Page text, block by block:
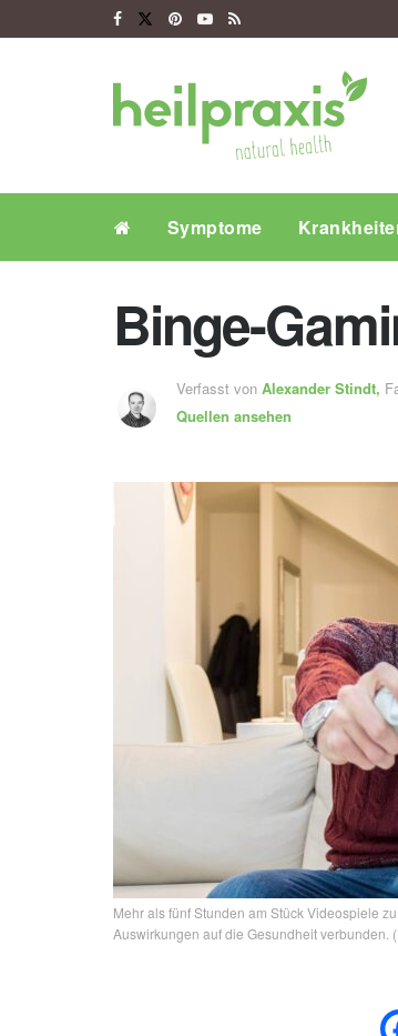
Symptome
Binge-
Verfasst von Alexander Stindt,
Quellen ansehen
Mehr als fünf Stunden am Stück Videospiele
Auswirkungen auf die Gesundheit verbunden.